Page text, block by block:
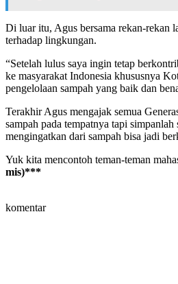
Di luar itu, Agus bersama rekan-rekan
terhadap lingkungan.
“Setelah lulus saya ingin tetap
ke masyarakat Indonesia khususnya
pengelolaan sampah yang baik dan
Terakhir Agus mengajak semua
sampah pada tempatnya tapi simpanlah
mengingatkan dari sampah bisa jadi
Yuk kita mencontoh teman-teman
mis)***
komentar